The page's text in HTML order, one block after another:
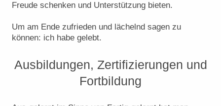
Freude schenken und Unterstützung bieten.
Um am Ende zufrieden und lächelnd sagen zu
können: ich habe gelebt.
Ausbildungen, Zertifizierungen und
Fortbildung